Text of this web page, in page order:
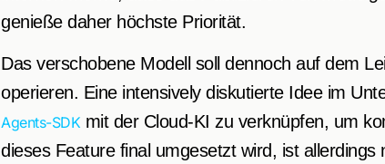
genieße daher höchste Priorität.
Das verschobene Modell soll dennoch auf dem
operieren. Eine intensively diskutierte Idee im
Agents-SDK mit der Cloud-KI zu verknüpfen, um
dieses Feature final umgesetzt wird, ist allerdings